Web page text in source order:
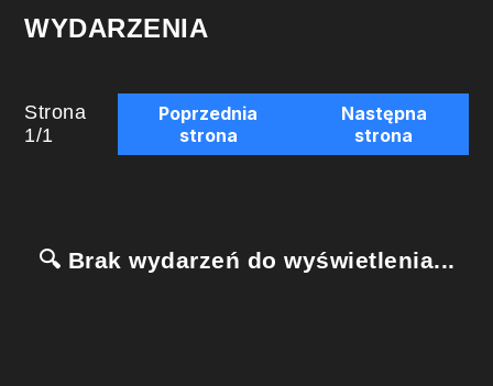
WYDARZENIA
Strona
1/1
Poprzednia
strona
Następna
strona
🔍 Brak wydarzeń do wyświetlenia...